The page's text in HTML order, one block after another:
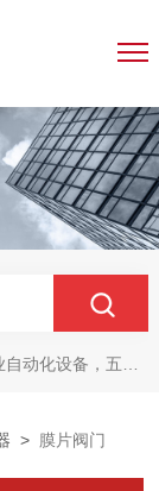
线电缆，金属材料，电子
> 膜片阀门